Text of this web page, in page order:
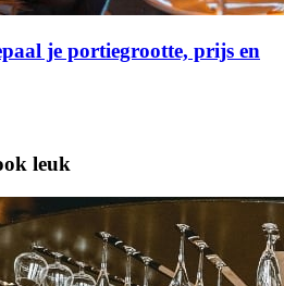
je portiegrootte, prijs en
leuk